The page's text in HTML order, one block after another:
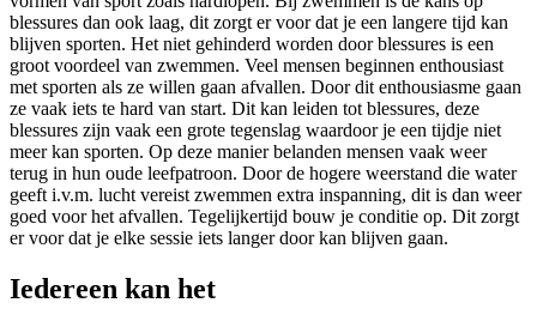
blessures dan ook laag, dit zorgt er voor dat je een langere tijd kan
blijven sporten. Het niet gehinderd worden door blessures is een
groot voordeel van zwemmen. Veel mensen beginnen enthousiast
met sporten als ze willen gaan afvallen. Door dit enthousiasme gaan
ze vaak iets te hard van start. Dit kan leiden tot blessures, deze
blessures zijn vaak een grote tegenslag waardoor je een tijdje niet
meer kan sporten. Op deze manier belanden mensen vaak weer
terug in hun oude leefpatroon. Door de hogere weerstand die water
geeft i.v.m. lucht vereist zwemmen extra inspanning, dit is dan weer
goed voor het afvallen. Tegelijkertijd bouw je conditie op. Dit zorgt
er voor dat je elke sessie iets langer door kan blijven gaan.
Iedereen kan het